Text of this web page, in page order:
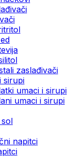
zaslađivači
sirupi
umaci i sirupi
umaci i sirupi
sol
napitci